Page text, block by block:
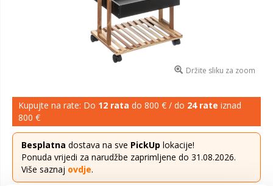
Držite sliku za zoom
Kupujte na rate: Do 12 rata do 800 € / do 24 rate iznad
800 €
Besplatna dostava na sve PickUp lokacije!
Ponuda vrijedi za narudžbe zaprimljene do 31.08.2026.
Više saznaj ovdje.